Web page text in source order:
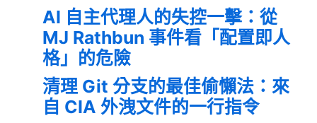
AI 自主代理人的失控一擊：從
MJ Rathbun 事件看「配置即人
格」的危險
清理 Git 分支的最佳偷懶法：來
自 CIA 外洩文件的一行指令